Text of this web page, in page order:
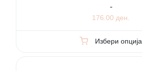
-
176.00 ден.
Избери опција